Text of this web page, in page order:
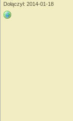
Dołączył: 2014-01-18